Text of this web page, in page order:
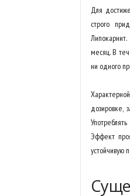
Для
строго
месяц. В
ни одного
дозировке,
Эффект
устойчивую